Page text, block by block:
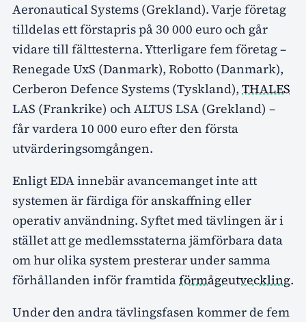
Aeronautical Systems (Grekland). Varje företag
tilldelas ett förstapris på 30 000 euro och går
vidare till fälttesterna. Ytterligare fem företag –
Renegade UxS (Danmark), Robotto (Danmark),
Cerberon Defence Systems (Tyskland), THALES
LAS (Frankrike) och ALTUS LSA (Grekland) –
får vardera 10 000 euro efter den första
utvärderingsomgången.
Enligt EDA innebär avancemanget inte att
systemen är färdiga för anskaffning eller
operativ användning. Syftet med tävlingen är i
stället att ge medlemsstaterna jämförbara data
om hur olika system presterar under samma
förhållanden inför framtidaförmågeutveckling.
Under den andra tävlingsfasen kommer de fem